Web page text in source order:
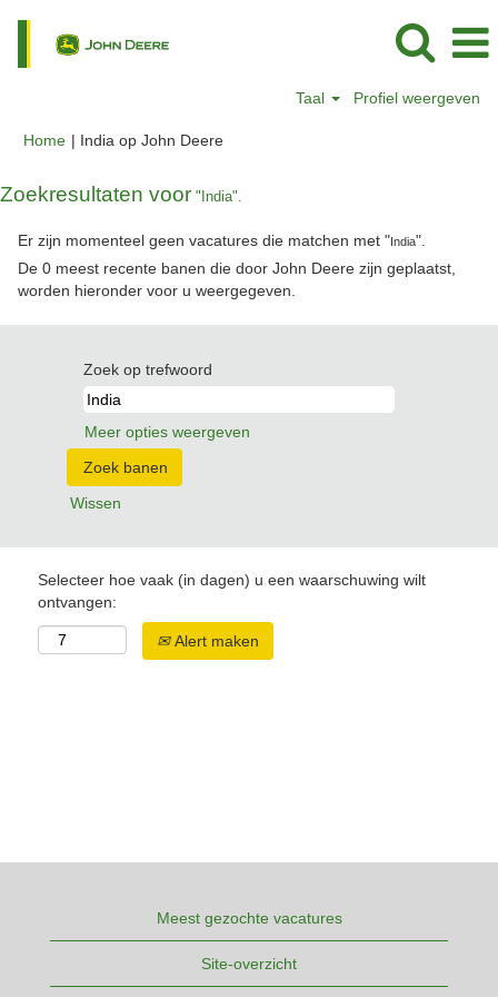
Taal Profiel weergeven
Home | India op John Deere(huidige
Zoekresultaten voor "India".
Er zijn momenteel geen vacatures die matchen met "India".
De 0 meest recente banen die door John Deere zijn geplaatst,
worden hieronder voor u weergegeven.
Zoek op trefwoord
Meer opties weergeven
Wissen
Selecteer hoe vaak (in dagen) u een waarschuwing wilt
ontvangen:
Alert maken
Meest gezochte vacatures
Site-overzicht